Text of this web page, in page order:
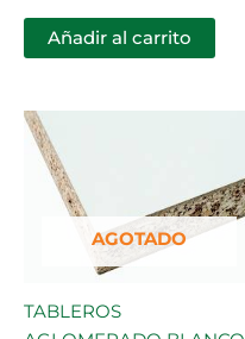
Añadir al carrito
AGOTADO
TABLEROS